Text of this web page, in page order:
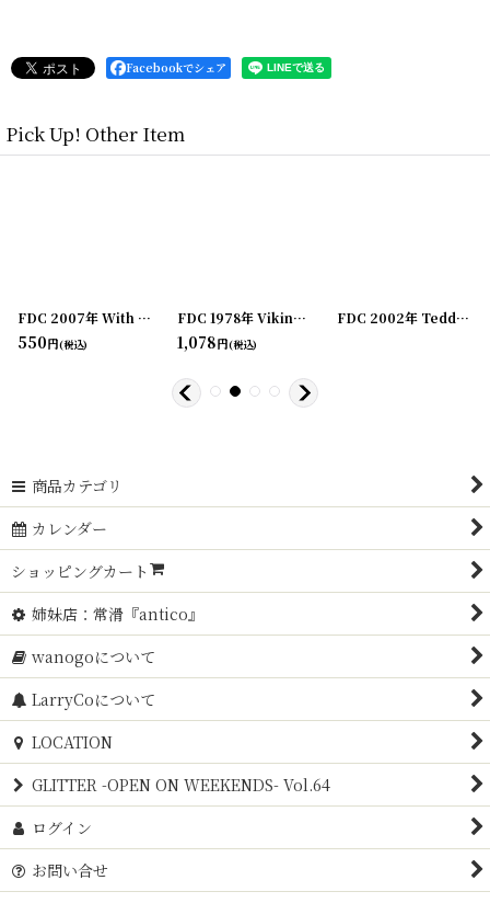
Facebookでシェア
Pick Up! Other Item
21] [20240411-20] [
FDC 2007年 With Love and Kisses First Day Cover First Day of Issue 初日カバー
550円(税込)
FDC 1978年 Viking mission to Mars ディスプレイページ付き First Day Cover First Day of Issue 初日カバー
1,078円(税込)
FDC 2002年 Teddy Bear ディスプレイページ付き First Day Cover First Day of Issue 初日カバー
商品カテゴリ
カレンダー
ショッピングカート
姉妹店：常滑『antico』
wanogoについて
LarryCoについて
LOCATION
GLITTER -OPEN ON WEEKENDS- Vol.64
ログイン
お問い合せ